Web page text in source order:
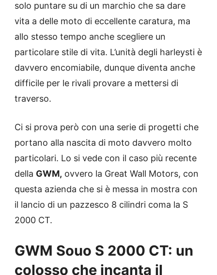
solo puntare su di un marchio che sa dare
vita a delle moto di eccellente caratura, ma
allo stesso tempo anche scegliere un
particolare stile di vita. L’unità degli harleysti è
davvero encomiabile, dunque diventa anche
difficile per le rivali provare a mettersi di
traverso.
Ci si prova però con una serie di progetti che
portano alla nascita di moto davvero molto
particolari. Lo si vede con il caso più recente
della GWM, ovvero la Great Wall Motors, con
questa azienda che si è messa in mostra con
il lancio di un pazzesco 8 cilindri coma la S
2000 CT.
GWM Souo S 2000 CT: un
colosso che incanta il